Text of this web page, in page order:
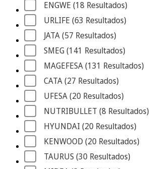
ENGWE (18 Resultados)
URLIFE (63 Resultados)
JATA (57 Resultados)
SMEG (141 Resultados)
MAGEFESA (131 Resultados)
CATA (27 Resultados)
UFESA (20 Resultados)
NUTRIBULLET (8 Resultados)
HYUNDAI (20 Resultados)
KENWOOD (20 Resultados)
TAURUS (30 Resultados)